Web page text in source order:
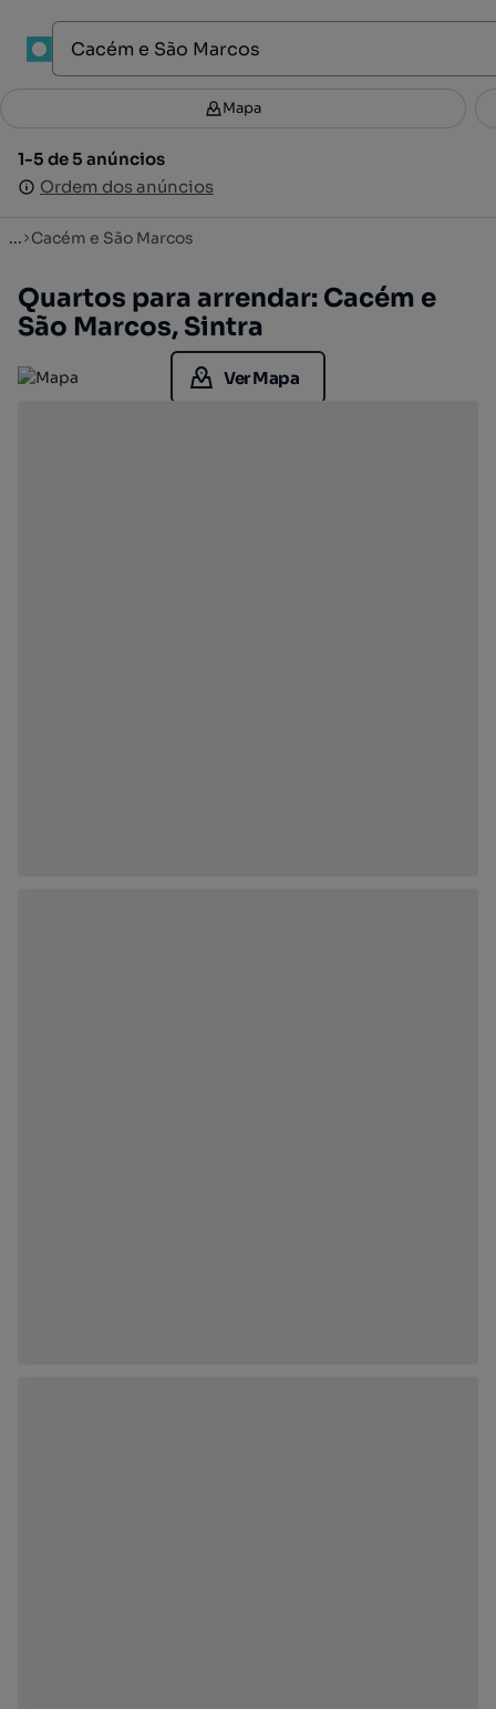
Filtros 3
1-5 de 5 anúncios
Ordem dos anúncios
Mapa
1-5 de 5 anúncios
Ordem dos anúncios
... Cacém e São Marcos
Quartos para arrendar: Cacém e
São Marcos, Sintra
Ver Mapa